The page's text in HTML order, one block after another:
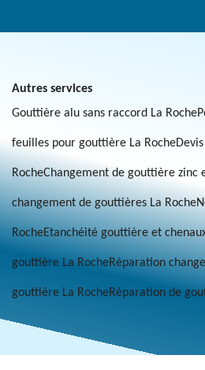
Autres services
Gouttière alu sans raccord La Roche
feuilles pour gouttière La Roche
RocheChangement de gouttière zinc
changement de gouttières La Roche
RocheEtanchéité gouttière et
gouttière La RocheRéparation
gouttière La RocheRéparation de